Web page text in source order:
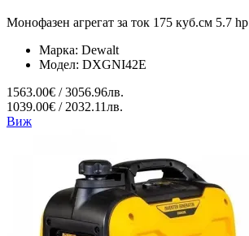
Монофазен агрегат за ток 175 куб.см 5.7 hp
Марка: Dewalt
Модел: DXGNI42E
1563.00€ / 3056.96лв.
1039.00€ / 2032.11лв.
Виж